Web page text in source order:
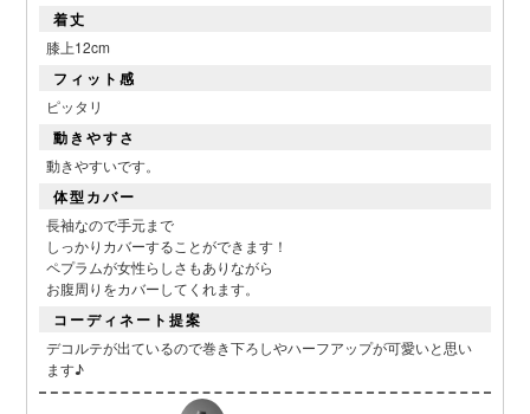
着丈
膝上12cm
フィット感
ピッタリ
動きやすさ
動きやすいです。
体型カバー
長袖なので手元まで
しっかりカバーすることができます！
ペプラムが女性らしさもありながら
お腹周りをカバーしてくれます。
コーディネート提案
デコルテが出ているので巻き下ろしやハーフアップが可愛いと思い
ます♪